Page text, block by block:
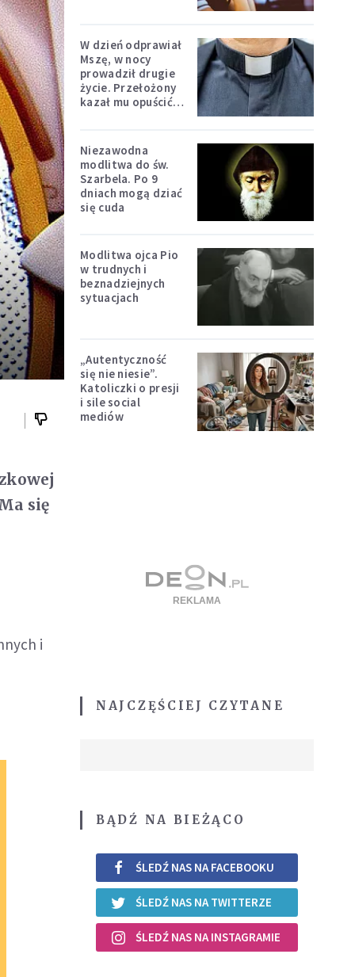
się
i
W dzień odprawiał
Mszę, w nocy
prowadził drugie
życie. Przełożony
kazał mu opuścić
Niezawodna
modlitwa do św.
Szarbela. Po 9
dniach mogą dziać
się cuda
Modlitwa ojca Pio
w trudnych i
beznadziejnych
sytuacjach
„Autentyczność
się nie niesie”.
Katoliczki o presji
i sile social
mediów
NAJCZĘŚCIEJ CZYTANE
BĄDŹ NA BIEŻĄCO
ŚLEDŹ NAS NA FACEBOOKU
ŚLEDŹ NAS NA TWITTERZE
ŚLEDŹ NAS NA INSTAGRAMIE